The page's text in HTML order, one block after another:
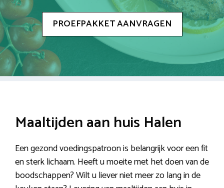
PROEFPAKKET AANVRAGEN
Maaltijden aan huis Halen
Een gezond voedingspatroon is belangrijk voor een fit
en sterk lichaam. Heeft u moeite met het doen van de
boodschappen? Wilt u liever niet meer zo lang in de